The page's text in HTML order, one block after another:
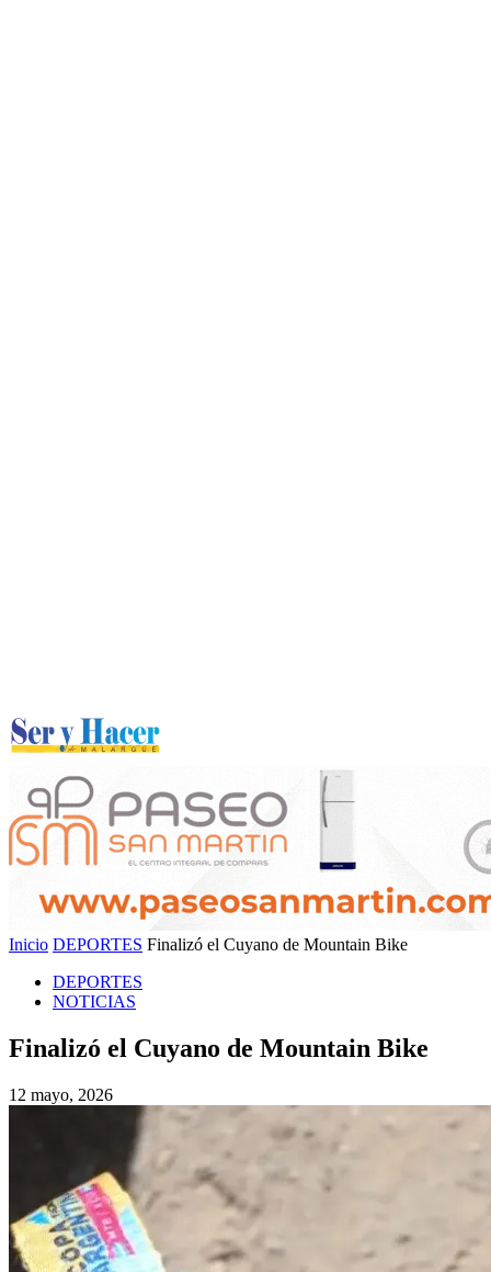
Inicio DEPORTES Finalizó el Cuyano de Mountain Bike
DEPORTES
NOTICIAS
Finalizó el Cuyano de Mountain Bike
12 mayo, 2026